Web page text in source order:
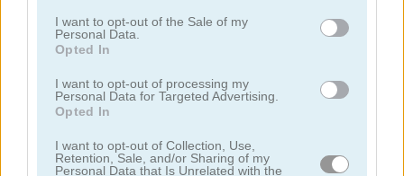
consent section.
I want to opt-out of the Sale of my
Personal Data.
Opted In
I want to opt-out of processing my
Personal Data for Targeted Advertising.
Opted In
I want to opt-out of Collection, Use,
Retention, Sale, and/or Sharing of my
Personal Data that Is Unrelated with the
닌자
시뮬레이션
피아노